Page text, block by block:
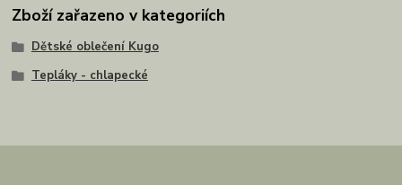
Zboží zařazeno v kategoriích
Dětské oblečení Kugo
Tepláky - chlapecké